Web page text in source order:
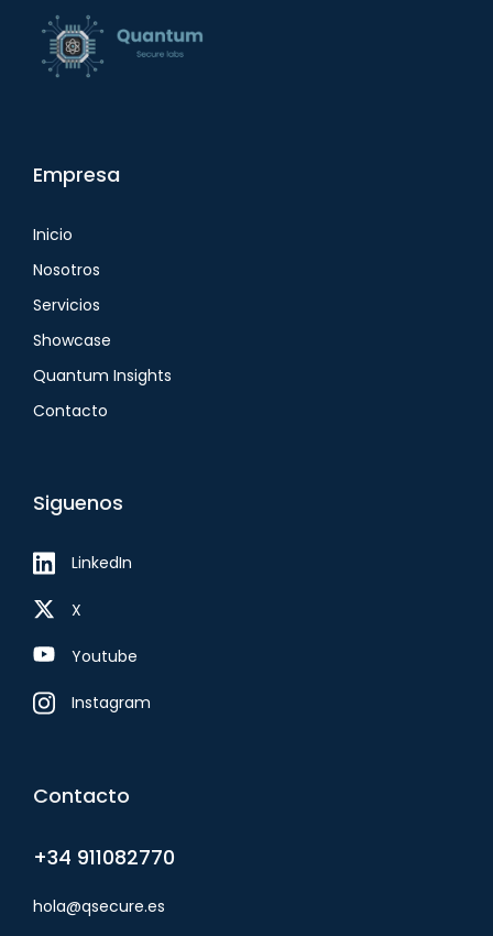
Empresa
Inicio
Nosotros
Servicios
Showcase
Quantum Insights
Contacto
Siguenos
LinkedIn
X
Youtube
Instagram
Contacto
+34 911082770
hola@qsecure.es